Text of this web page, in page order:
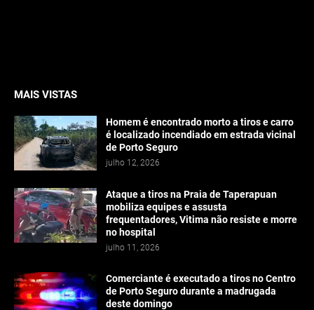
MAIS VISTAS
Homem é encontrado morto a tiros e carro
é localizado incendiado em estrada vicinal
de Porto Seguro
julho 12, 2026
Ataque a tiros na Praia de Taperapuan
mobiliza equipes e assusta
frequentadores, Vitima não resiste e morre
no hospital
julho 11, 2026
Comerciante é executado a tiros no Centro
de Porto Seguro durante a madrugada
deste domingo